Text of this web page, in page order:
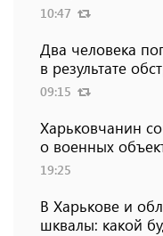
10:47
Два человека
в результате
09:15
Харьковчанин
о военных
19:25
В Харькове и
шквалы: какой